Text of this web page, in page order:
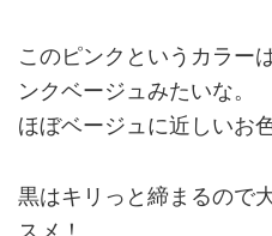
このピンクというカラー
ンクベージュみたいな。
ほぼベージュに近しいお
黒はキリっと締まるので